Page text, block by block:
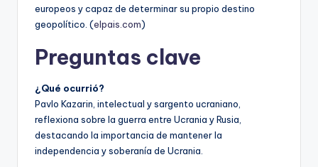
europeos y capaz de determinar su propio destino
geopolítico. (elpais.com)
Preguntas clave
¿Qué ocurrió?
Pavlo Kazarin, intelectual y sargento ucraniano,
reflexiona sobre la guerra entre Ucrania y Rusia,
destacando la importancia de mantener la
independencia y soberanía de Ucrania.